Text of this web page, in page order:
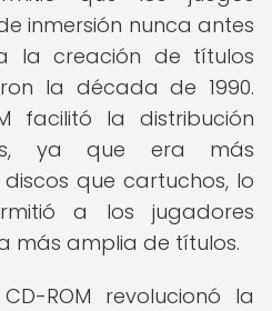
inmersión nunca antes
la creación de títulos
la década de 1990.
facilitó la distribución
ya que era más
que cartuchos, lo
a los jugadores
más amplia de títulos.
ROM revolucionó la